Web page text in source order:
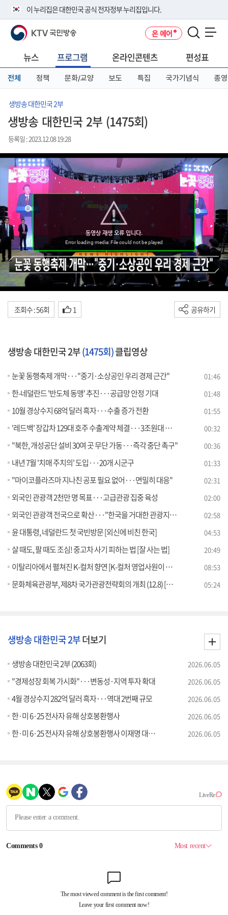
이 누리집은 대한민국 공식 전자정부 누리집입니다.
공식 누리집 주소 확인하기
니다.
이밖에 or.kr 또는 .kr등 다른 도메인 주소를 사용하고 있다면 아래 URL에
서 도메인 주소를 확인해 보세요
KTV 국민방송 온 에어
뉴스 프로그램 온라인콘텐츠 편성표
전체 정책 문화/교양 보도 특집 국가기념식 종영
생방송 대한민국 2부
생방송 대한민국 2부 (1475회)
등록일 : 2023.12.08 19:28
조회수 : 56회 1 공유하기
생방송 대한민국 2부(1475회)클립영상
눈꽃 동행축제 개막···"중기·소상공인 우리 경제 근간" 01:46
한-네덜란드 '반도체 동맹' 추진···공급망 안정 기대 01:48
10월 경상수지 68억 달러 흑자···수출 증가 전환 01:55
'레드백' 장갑차 129대 호주 수출계약 체결···3조원대 규모 00:32
"북한, 개성공단 설비 30여 곳 무단 가동···즉각 중단 촉구" 00:36
내년 7월 '치매 주치의' 도입···20개 시군구 01:33
"마이코플라즈마 지나친 공포 필요 없어···면밀히 대응" 02:31
외국인 관광객 2천만 명 목표···고급관광 집중 육성 02:00
외국인 관광객 전국으로 확산···"한국을 거대한 관광지로" 02:58
윤 대통령, 네덜란드 첫 국빈방문 [외신에 비친 한국] 04:53
살 때도, 팔 때도 조심! 중고차 사기 피하는 법 [잘 사는 법] 20:49
이탈리아에서 펼쳐진 K-컬처 향연 [K-컬처 영업사원이 뛴다] 08:53
문화체육관광부, 제8차 국가관광전략회의 개최 (12.8) [브리핑 인사이트] 05:24
생방송 대한민국 2부더보기
생방송 대한민국 2부 (2063회) 2026.06.05
"경제성장 회복 가시화"···변동성·지역 투자 확대 2026.06.05
4월 경상수지 282억 달러 흑자···역대 2번째 규모 2026.06.05
한·미 6·25 전사자 유해 상호봉환행사 2026.06.05
한·미 6·25 전사자 유해 상호봉환행사 이재명 대통령 추모사 2026.06.05